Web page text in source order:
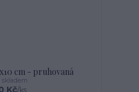
cm - pruhovaná
Kč/ks
skladem